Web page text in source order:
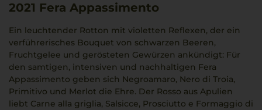
2021 Fera Appassimento
Ein leuchtender Rotton mit violetten Reflexen, der ein
verführerisches Bouquet von schwarzen Beeren,
Fruchtgelee und gerösteten Gewürzen ankündigt: Für
den samtigen, intensiven und nachhaltigen Fera
Appassimento geben sich Negroamaro, Nero di Troia,
Primitivo und Merlot die Ehre. Der Rosso aus Apulien
liebt Carne alla griglia, Salsicce, Prosciutto e Formaggio di